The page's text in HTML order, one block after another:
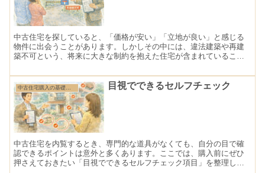
中古住宅を探していると、「価格が安い」「立地が良い」と感じる
物件に出会うことがあります。しかしその中には、違法建築や再建
築不可という、将来に大きな制約を抱えた住宅が含まれていること
るケースも少なくありません。
中古住宅購入の基礎知識 目視でできるセルフチェック
中古住宅を内覧するとき、専門的な道具がなくても、自分の目で確
認できるポイントは意外と多くあります。ここでは、購入前にぜひ
押さえておきたい「目視でできるセルフチェック項目」を整理しま